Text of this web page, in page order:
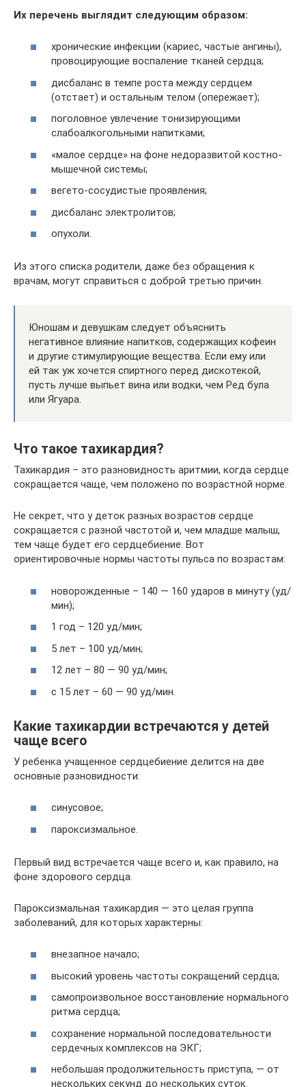
Их перечень выглядит следующим образом:
хронические инфекции (кариес, частые ангины),
провоцирующие воспаление тканей сердца;
дисбаланс в темпе роста между сердцем
(отстает) и остальным телом (опережает);
поголовное увлечение тонизирующими
слабоалкогольными напитками;
«малое сердце» на фоне недоразвитой костно-
мышечной системы;
вегето-сосудистые проявления;
дисбаланс электролитов;
опухоли.
Из этого списка родители, даже без обращения к
врачам, могут справиться с доброй третью причин.
Юношам и девушкам следует объяснить
негативное влияние напитков, содержащих кофеин
и другие стимулирующие вещества. Если ему или
ей так уж хочется спиртного перед дискотекой,
пусть лучше выпьет вина или водки, чем Ред була
или Ягуара.
Что такое тахикардия?
Тахикардия – это разновидность аритмии, когда сердце
сокращается чаще, чем положено по возрастной норме.
Не секрет, что у деток разных возрастов сердце
сокращается с разной частотой и, чем младше малыш,
тем чаще будет его сердцебиение. Вот
ориентировочные нормы частоты пульса по возрастам:
новорожденные – 140 — 160 ударов в минуту (уд/
мин);
1 год – 120 уд/мин;
5 лет – 100 уд/мин;
12 лет – 80 — 90 уд/мин;
с 15 лет – 60 — 90 уд/мин.
Какие тахикардии встречаются у детей
чаще всего
У ребенка учащенное сердцебиение делится на две
основные разновидности:
синусовое;
пароксизмальное.
Первый вид встречается чаще всего и, как правило, на
фоне здорового сердца.
Пароксизмальная тахикардия — это целая группа
заболеваний, для которых характерны:
внезапное начало;
высокий уровень частоты сокращений сердца;
самопроизвольное восстановление нормального
ритма сердца;
сохранение нормальной последовательности
сердечных комплексов на ЭКГ;
небольшая продолжительность приступа, — от
нескольких секунд до нескольких суток.